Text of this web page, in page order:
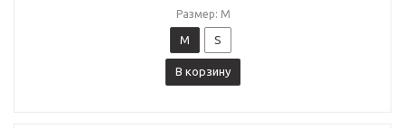
Размер: M
M S
В корзину